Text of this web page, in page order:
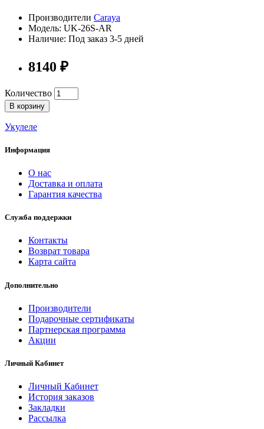
Производители Caraya
Модель: UK-26S-AR
Наличие: Под заказ 3-5 дней
8140 ₽
Количество
В корзину
Укулеле
Информация
О нас
Доставка и оплата
Гарантия качества
Служба поддержки
Контакты
Возврат товара
Карта сайта
Дополнительно
Производители
Подарочные сертификаты
Партнерская программа
Акции
Личный Кабинет
Личный Кабинет
История заказов
Закладки
Рассылка